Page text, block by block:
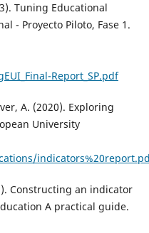
Tuning Educational
- Proyecto Piloto, Fase 1.
Report_SP.pdf
A. (2020). Exploring
University
Constructing an indicator
A practical guide.